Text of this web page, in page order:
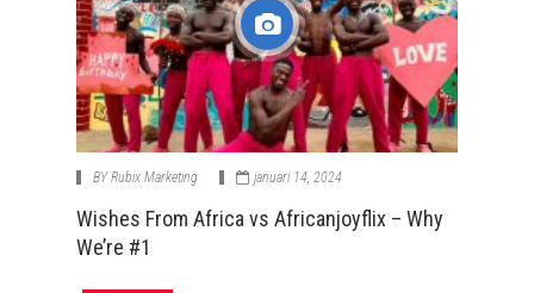
BYRubix Marketing januari 14, 2024
Wishes From Africa vs Africanjoyflix – Why
We’re #1